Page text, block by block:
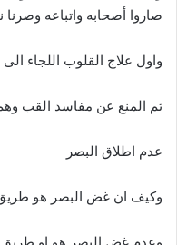
صاروا أصحابه واتباعه
واول علاج القلوب اللجاء الى
ثم المنع عن مفاسد القب
عدم اطلاق البصر
وكيف ان غض البصر هو طريق
وعدم غض البصر هو او طريق